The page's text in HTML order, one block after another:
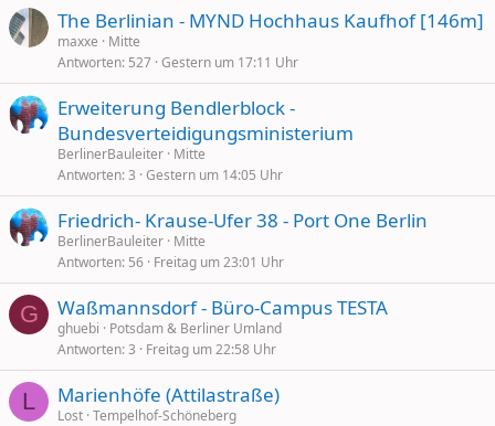
The Berlinian - MYND Hochhaus Kaufhof [146m]
maxxe
Mitte
Antworten 527 Gestern um 17:11 Uhr
Erweiterung Bendlerblock -
Bundesverteidigungsministerium
BerlinerBauleiter Mitte
Antworten 3 Gestern um 14:05 Uhr
Friedrich- Krause-Ufer 38 - Port One Berlin
BerlinerBauleiter Mitte
Antworten 56 Freitag um 23:01 Uhr
G Waßmannsdorf - Büro-Campus TESTA
ghuebi
Potsdam & Berliner Umland
Antworten 3 Freitag um 22:58 Uhr
L Marienhöfe (Attilastraße)
Lost Tempelhof-Schöneberg